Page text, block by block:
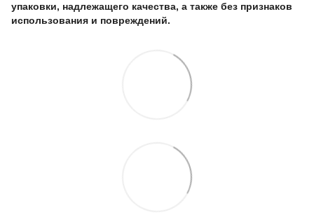
упаковки, надлежащего качества, а также без признаков
использования и повреждений.